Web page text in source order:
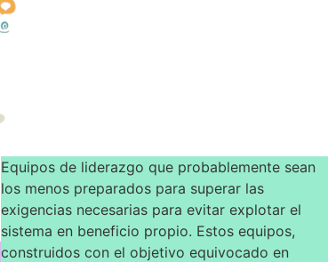
Equipos de liderazgo que probablemente sean
los menos preparados para superar las
exigencias necesarias para evitar explotar el
sistema en beneficio propio. Estos equipos,
construidos con el objetivo equivocado en